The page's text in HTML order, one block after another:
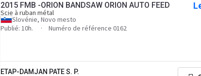
2015 FMB -ORION BANDSAW ORION AUTO FEED
Scie à ruban métal
Slovénie, Novo mesto
Publié: 10h.
Numéro de référence 0162
ETAP-DAMJAN PATE S. P.